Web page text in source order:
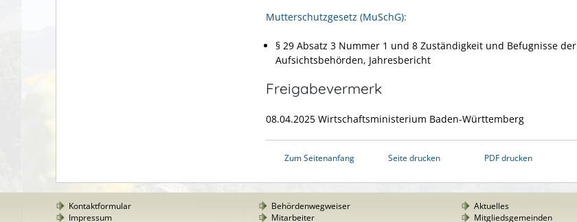
Mutterschutzgesetz (MuSchG):
§ 29 Absatz 3 Nummer 1 und 8 Zuständigkeit und Befugnisse der
Aufsichtsbehörden, Jahresbericht
Freigabevermerk
08.04.2025 Wirtschaftsministerium Baden-Württemberg
Zum Seitenanfang Seite drucken PDF drucken
Kontaktformular
Impressum
Behördenwegweiser
Mitarbeiter
Aktuelles
Mitgliedsgemeinden